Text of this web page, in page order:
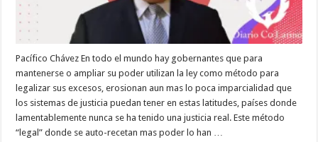
Pacífico Chávez En todo el mundo hay gobernantes que para
mantenerse o ampliar su poder utilizan la ley como método para
legalizar sus excesos, erosionan aun mas lo poca imparcialidad que
los sistemas de justicia puedan tener en estas latitudes, países donde
lamentablemente nunca se ha tenido una justicia real. Este método
“legal” donde se auto-recetan mas poder lo han …